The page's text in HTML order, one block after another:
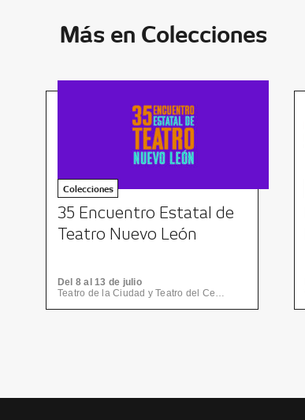
Más en Colecciones
Colecciones
35 Encuentro Estatal de
Teatro Nuevo León
Del 8 al 13 de julio
Teatro de la Ciudad y Teatro del Centro de las Artes